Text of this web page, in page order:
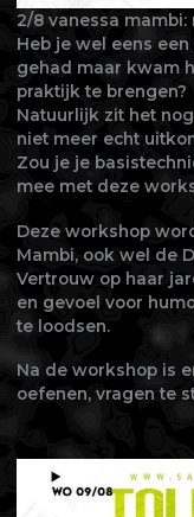
2/8 vanessa
Heb je wel eens een
gehad maar kwam
praktijk te brengen?
Natuurlijk zit het
niet meer echt
Zou je je
mee met deze
Deze workshop
Mambi, ook wel de
Vertrouw op haar
en gevoel voor
te loodsen.
Na de workshop is
oefenen, vragen te